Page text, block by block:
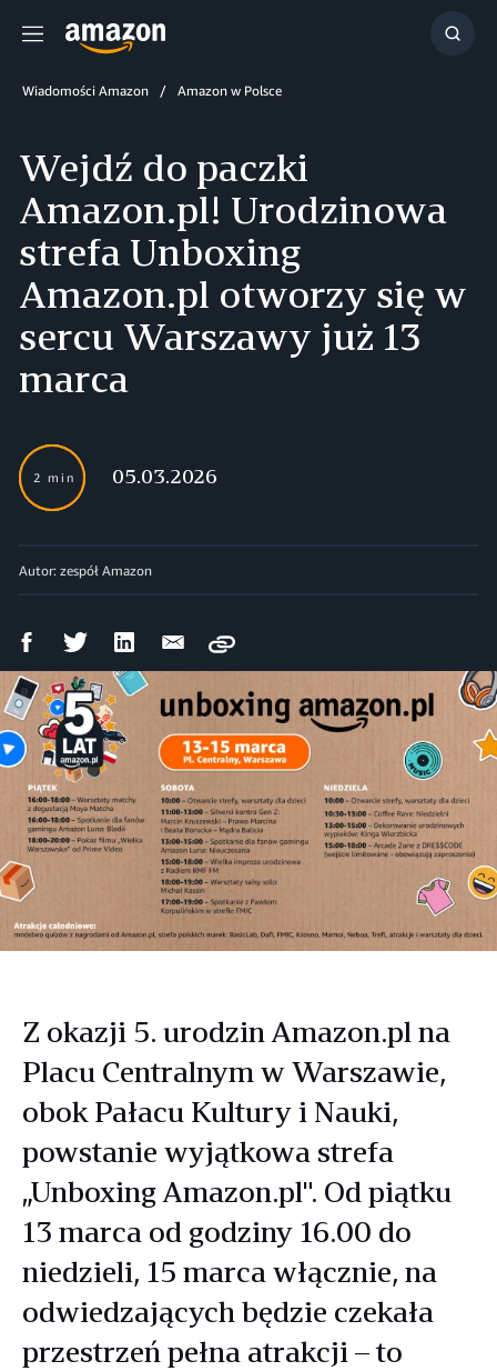
Menu
Wiadomości Amazon Amazon w Polsce
Wejdź do paczki
Amazon.pl! Urodzinowa
strefa Unboxing
Amazon.pl otworzy się w
sercu Warszawy już 13
marca
2 min 05.03.2026
Autor: zespół Amazon
Udostępnij
Facebooku
Udostępnij
Twitterze
Udostępnij
LinkedIn
Wyślij
Copy
Z okazji 5. urodzin Amazon.pl na
Placu Centralnym w Warszawie,
obok Pałacu Kultury i Nauki,
powstanie wyjątkowa strefa
„Unboxing Amazon.pl". Od piątku
13 marca od godziny 16.00 do
niedzieli, 15 marca włącznie, na
odwiedzających będzie czekała
przestrzeń pełna atrakcji – to